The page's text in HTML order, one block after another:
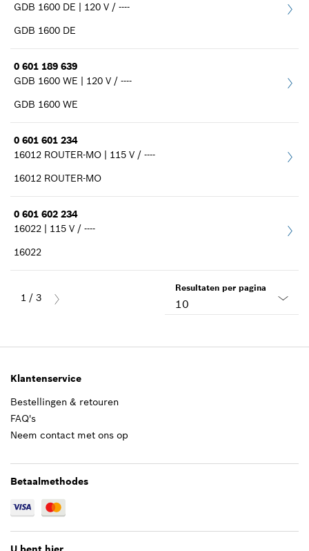
GDB 1600 DE | 120 V / ----
GDB 1600 DE
0 601 189 639
GDB 1600 WE | 120 V / ----
GDB 1600 WE
0 601 601 234
16012 ROUTER-MO | 115 V / ----
16012 ROUTER-MO
0 601 602 234
16022 | 115 V / ----
16022
1 / 3 10
Resultaten per pagina
Klantenservice
Bestellingen & retouren
FAQ's
Neem contact met ons op
Betaalmethodes